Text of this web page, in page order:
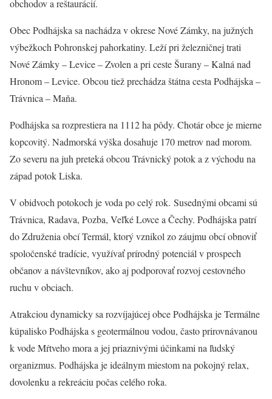
obchodov a reštaurácií.
Obec Podhájska sa nachádza v okrese Nové Zámky, na južných
výbežkoch Pohronskej pahorkatiny. Leží pri železničnej trati
Nové Zámky – Levice – Zvolen a pri ceste Šurany – Kalná nad
Hronom – Levice. Obcou tiež prechádza štátna cesta Podhájska –
Trávnica – Maňa.
Podhájska sa rozprestiera na 1112 ha pôdy. Chotár obce je mierne
kopcovitý. Nadmorská výška dosahuje 170 metrov nad morom.
Zo severu na juh preteká obcou Trávnický potok a z východu na
západ potok Liska.
V obidvoch potokoch je voda po celý rok. Susednými obcami sú
Trávnica, Radava, Pozba, Veľké Lovce a Čechy. Podhájska patrí
do Združenia obcí Termál, ktorý vznikol zo záujmu obcí obnoviť
spoločenské tradície, využívať prírodný potenciál v prospech
občanov a návštevníkov, ako aj podporovať rozvoj cestovného
ruchu v obciach.
Atrakciou dynamicky sa rozvíjajúcej obce Podhájska je Termálne
kúpalisko Podhájska s geotermálnou vodou, často prirovnávanou
k vode Mŕtveho mora a jej priaznivými účinkami na ľudský
organizmus. Podhájska je ideálnym miestom na pokojný relax,
dovolenku a rekreáciu počas celého roka.